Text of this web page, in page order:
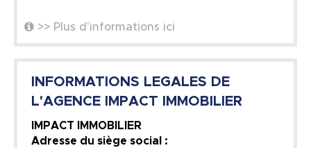
>> Plus d'informations ici
INFORMATIONS LEGALES DE
L'AGENCE IMPACT IMMOBILIER
IMPACT IMMOBILIER
Adresse du siège social :